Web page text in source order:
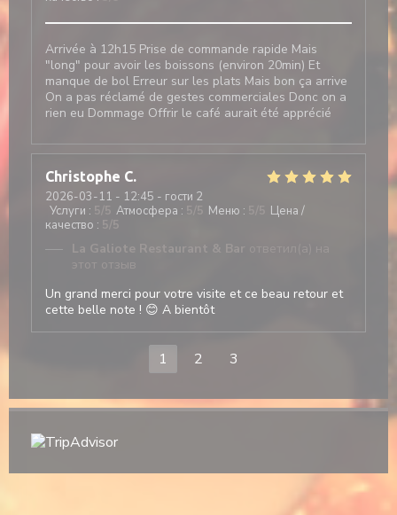
Arrivée à 12h15 Prise de commande rapide Mais
"long" pour avoir les boissons (environ 20min) Et
manque de bol Erreur sur les plats Mais bon ça arrive
On a pas réclamé de gestes commerciales Donc on a
rien eu Dommage Offrir le café aurait été apprécié
Christophe C
2026-03-11 - 12:45 - гости 2
Услуги : 5 /5 Атмосфера : 5 /5 Меню :
Цена /
качество : 5/5
La Galiote Restaurant & Bar ответил(а) на
этот отзыв
Un grand merci pour votre visite et ce beau retour et
cette belle note ! 😊 A bientôt
1 2 3